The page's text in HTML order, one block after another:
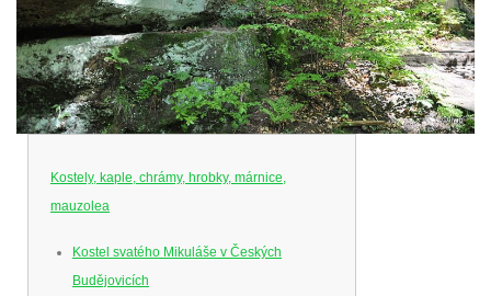
Kostely, kaple, chrámy, hrobky, márnice,
mauzolea
Kostel svatého Mikuláše v Českých
Budějovicích